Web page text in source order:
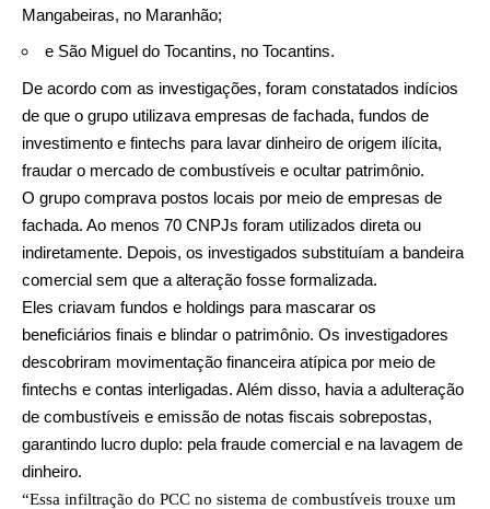
Mangabeiras, no Maranhão;
e São Miguel do Tocantins, no Tocantins.
De acordo com as investigações, foram constatados indícios
de que o grupo utilizava empresas de fachada, fundos de
investimento e fintechs para lavar dinheiro de origem ilícita,
fraudar o mercado de combustíveis e ocultar patrimônio.
O grupo comprava postos locais por meio de empresas de
fachada. Ao menos 70 CNPJs foram utilizados direta ou
indiretamente. Depois, os investigados substituíam a bandeira
comercial sem que a alteração fosse formalizada.
Eles criavam fundos e holdings para mascarar os
beneficiários finais e blindar o patrimônio. Os investigadores
descobriram movimentação financeira atípica por meio de
fintechs e contas interligadas. Além disso, havia a adulteração
de combustíveis e emissão de notas fiscais sobrepostas,
garantindo lucro duplo: pela fraude comercial e na lavagem de
dinheiro.
“Essa infiltração do PCC no sistema de combustíveis trouxe um